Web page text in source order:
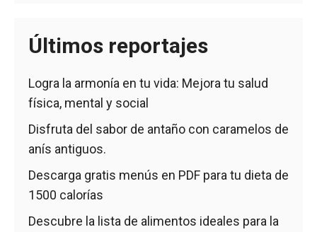
Últimos reportajes
Logra la armonía en tu vida: Mejora tu salud
física, mental y social
Disfruta del sabor de antaño con caramelos de
anís antiguos.
Descarga gratis menús en PDF para tu dieta de
1500 calorías
Descubre la lista de alimentos ideales para la